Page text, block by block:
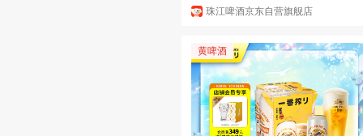
珠江啤酒京东自营旗舰店
黄啤酒